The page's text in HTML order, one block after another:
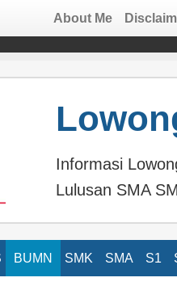
About Me
Informasi
Lulusan SMA
BUMN SMK SMA S1